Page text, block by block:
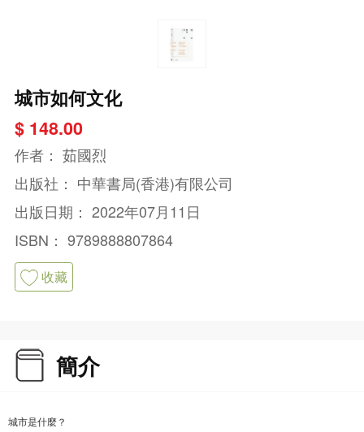
城市如何文化
$ 148.00
作者： 茹國烈
出版社： 中華書局(香港)有限公司
出版日期： 2022年07月11日
ISBN： 9789888807864
收藏
簡介
城市是什麼？